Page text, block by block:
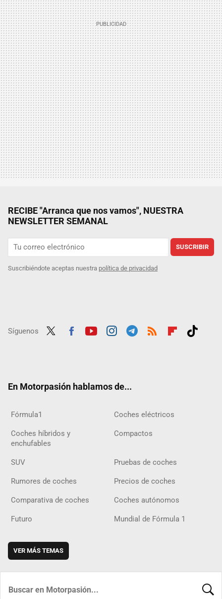
RECIBE "Arranca que nos vamos", NUESTRA
NEWSLETTER SEMANAL
SUSCRIBIR
Suscribiéndote aceptas nuestra política de privacidad
Síguenos
En Motorpasión hablamos de...
Fórmula1 Coches eléctricos
Coches híbridos y
enchufables
Compactos
SUV Pruebas de coches
Rumores de coches Precios de coches
Comparativa de coches Coches autónomos
Futuro Mundial de Fórmula 1
VER MÁS TEMAS